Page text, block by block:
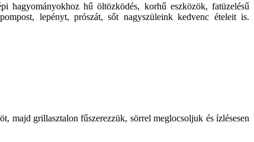
hagyományokhoz hű öltözködés, korhű eszközök, fatüzelésű
lepényt, prószát, sőt nagyszüleink kedvenc ételeit is.
majd grillasztalon fűszerezzük, sörrel meglocsoljuk és ízlésesen